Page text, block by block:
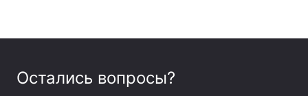
100%. Лампа является экологически чистой и имеет
Остались вопросы?